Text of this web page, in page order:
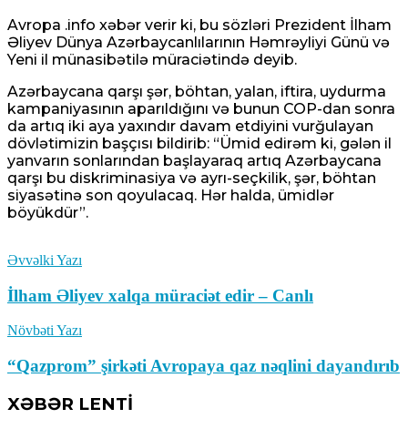
Avropa .info xəbər verir ki, bu sözləri Prezident İlham
Əliyev Dünya Azərbaycanlılarının Həmrəyliyi Günü və
Yeni il münasibətilə müraciətində deyib.
Azərbaycana qarşı şər, böhtan, yalan, iftira, uydurma
kampaniyasının aparıldığını və bunun COP-dan sonra
da artıq iki aya yaxındır davam etdiyini vurğulayan
dövlətimizin başçısı bildirib: “Ümid edirəm ki, gələn il
yanvarın sonlarından başlayaraq artıq Azərbaycana
qarşı bu diskriminasiya və ayrı-seçkilik, şər, böhtan
siyasətinə son qoyulacaq. Hər halda, ümidlər
böyükdür”.
Əvvəlki Yazı
İlham Əliyev xalqa müraciət edir – Canlı
Növbəti Yazı
“Qazprom” şirkəti Avropaya qaz nəqlini dayandırıb
XƏBƏR LENTİ